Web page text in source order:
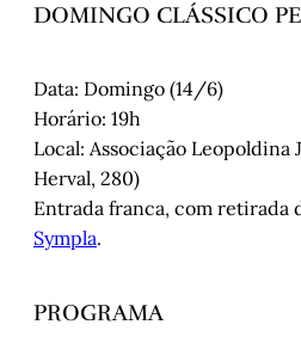
DOMINGO CLÁSSICO
Data: Domingo (14/6)
Horário: 19h
Local: Associação Leopoldina
Herval, 280)
Entrada franca, com retirada
Sympla.
PROGRAMA